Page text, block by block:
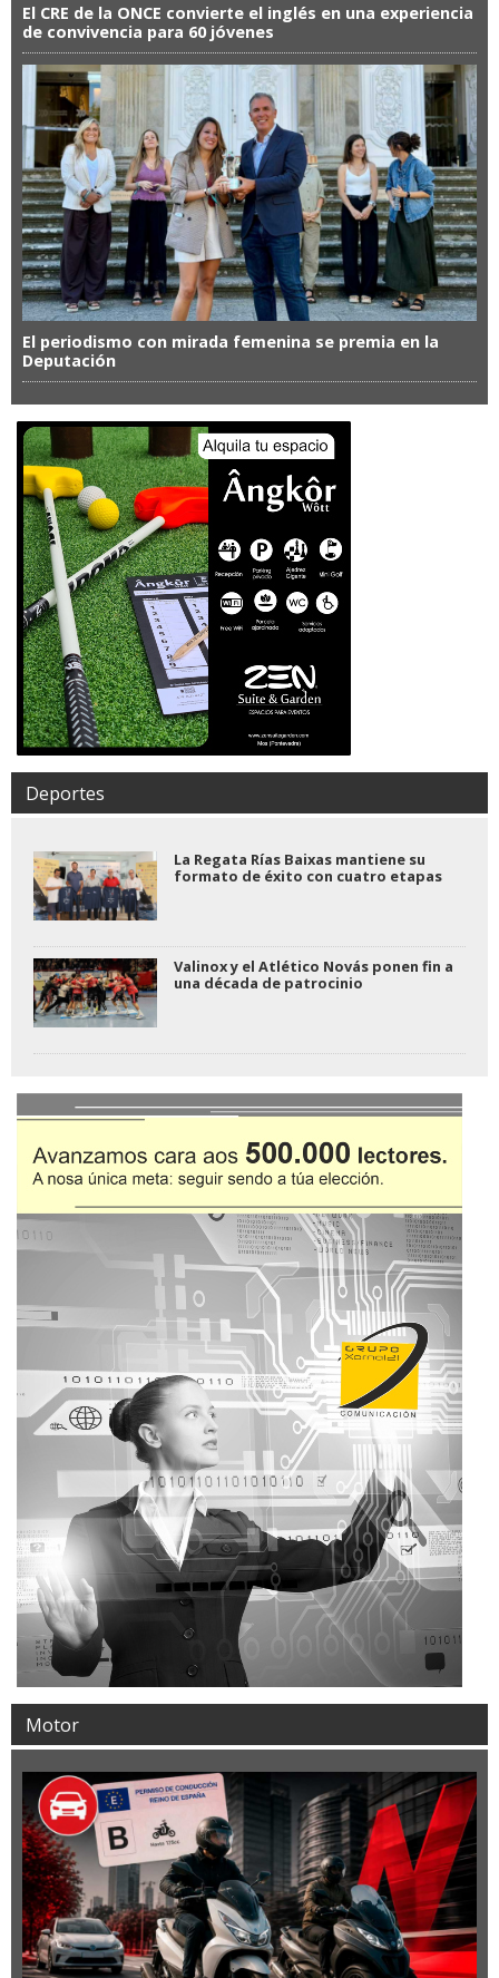
El CRE de la ONCE convierte el inglés en una experiencia
de convivencia para 60 jóvenes
El periodismo con mirada femenina se premia en la
Deputación
Deportes
La Regata Rías Baixas mantiene su
formato de éxito con cuatro etapas
Valinox y el Atlético Novás ponen fin a
una década de patrocinio
Motor